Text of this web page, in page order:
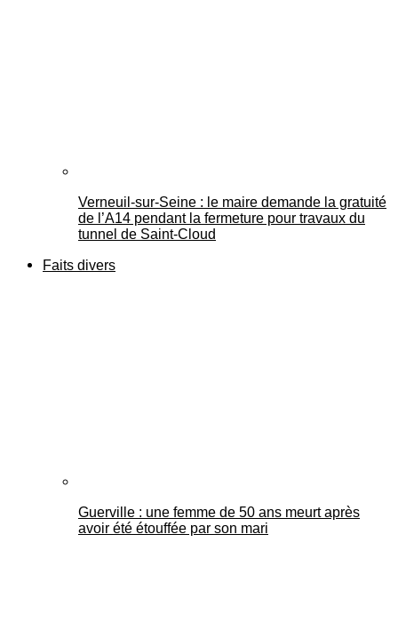
Verneuil-sur-Seine : le maire demande la gratuité
de l’A14 pendant la fermeture pour travaux du
tunnel de Saint-Cloud
Faits divers
Guerville : une femme de 50 ans meurt après
avoir été étouffée par son mari